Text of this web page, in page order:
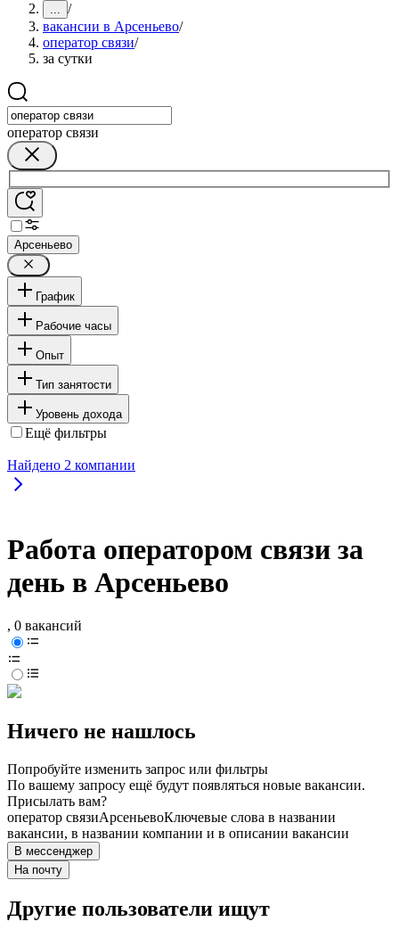
... /
вакансии в Арсеньево/
оператор связи/
за сутки
оператор связи
Арсеньево
График
Рабочие часы
Опыт
Тип занятости
Уровень дохода
Ещё фильтры
Найдено 2 компании
Работа оператором связи за
день в Арсеньево
, 0 вакансий
Ничего не нашлось
Попробуйте изменить запрос или фильтры
По вашему запросу ещё будут появляться новые вакансии.
Присылать вам?
оператор связиАрсеньевоКлючевые слова в названии
вакансии, в названии компании и в описании вакансии
В мессенджер
На почту
Другие пользователи ищут